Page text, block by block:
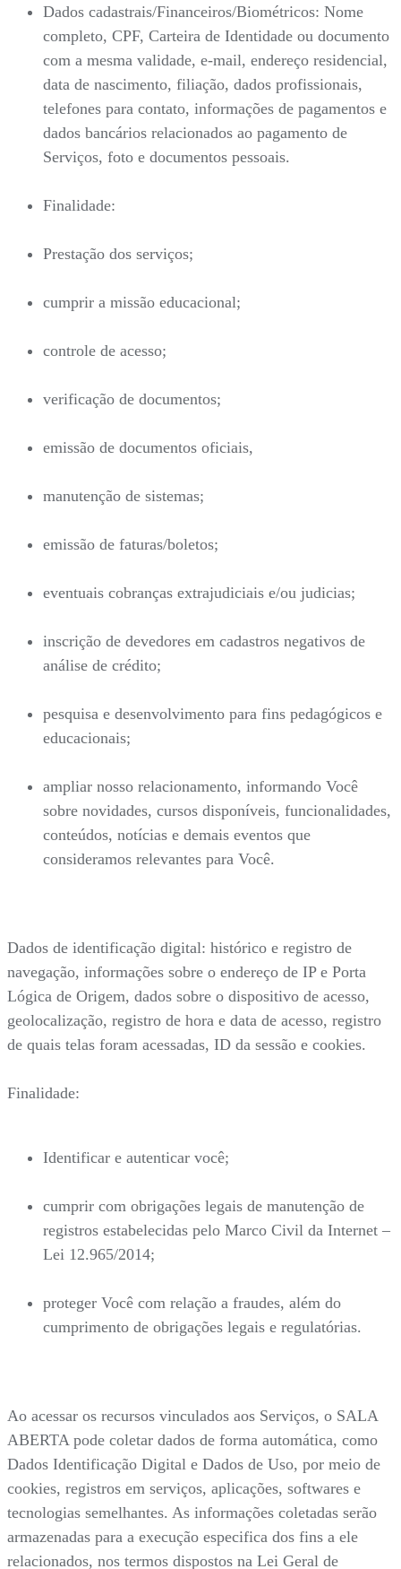
Dados cadastrais/Financeiros/Biométricos: Nome
completo, CPF, Carteira de Identidade ou documento
com a mesma validade, e-mail, endereço residencial,
data de nascimento, filiação, dados profissionais,
telefones para contato, informações de pagamentos e
dados bancários relacionados ao pagamento de
Serviços, foto e documentos pessoais.
Finalidade:
Prestação dos serviços;
cumprir a missão educacional;
controle de acesso;
verificação de documentos;
emissão de documentos oficiais,
manutenção de sistemas;
emissão de faturas/boletos;
eventuais cobranças extrajudiciais e/ou judicias;
inscrição de devedores em cadastros negativos de
análise de crédito;
pesquisa e desenvolvimento para fins pedagógicos e
educacionais;
ampliar nosso relacionamento, informando Você
sobre novidades, cursos disponíveis, funcionalidades,
conteúdos, notícias e demais eventos que
consideramos relevantes para Você.
Dados de identificação digital: histórico e registro de
navegação, informações sobre o endereço de IP e Porta
Lógica de Origem, dados sobre o dispositivo de acesso,
geolocalização, registro de hora e data de acesso, registro
de quais telas foram acessadas, ID da sessão e cookies.
Finalidade:
Identificar e autenticar você;
cumprir com obrigações legais de manutenção de
registros estabelecidas pelo Marco Civil da Internet –
Lei 12.965/2014;
proteger Você com relação a fraudes, além do
cumprimento de obrigações legais e regulatórias.
Ao acessar os recursos vinculados aos Serviços, o SALA
ABERTA pode coletar dados de forma automática, como
Dados Identificação Digital e Dados de Uso, por meio de
cookies, registros em serviços, aplicações, softwares e
tecnologias semelhantes. As informações coletadas serão
armazenadas para a execução especifica dos fins a ele
relacionados, nos termos dispostos na Lei Geral de